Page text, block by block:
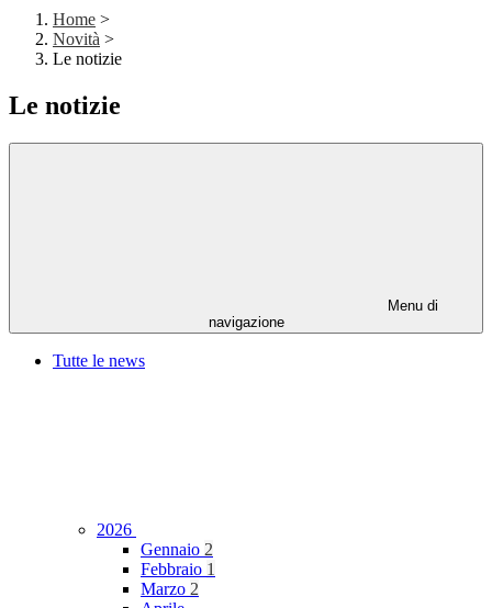
Home >
Novità >
Le notizie
Le notizie
Menu di
navigazione
Tutte le news
2026
Gennaio 2
Febbraio 1
Marzo 2